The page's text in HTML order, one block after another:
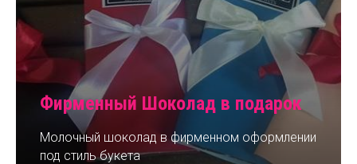
Фирменный Шоколад в подарок
Молочный шоколад в фирменном оформлении
под стиль букета